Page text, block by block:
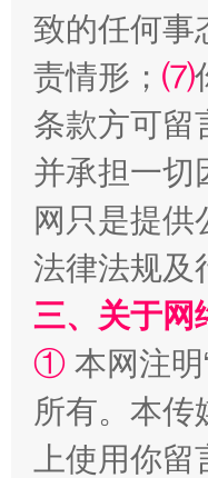
扯下公款旅
“蜀中异人”王建
致的任何事
责情形； ⑺
条款方可留
并承担一切
网只是提
法律法规及
三、关于网
① 本网注
所有。本传
上使用你